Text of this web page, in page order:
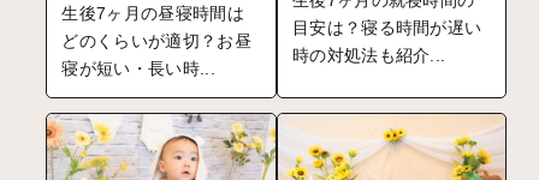
生後7ヶ月の昼寝時間は
どのくらいが適切？お昼
寝が短い・長い時...
目安は？寝る時間が遅い
時の対処法も紹介...